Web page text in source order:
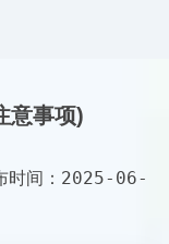
意事项)
时间：2025-06-